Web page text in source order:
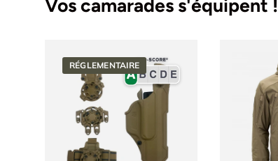
Vos camarades s'équipent !
RÉGLEMENTAIRE